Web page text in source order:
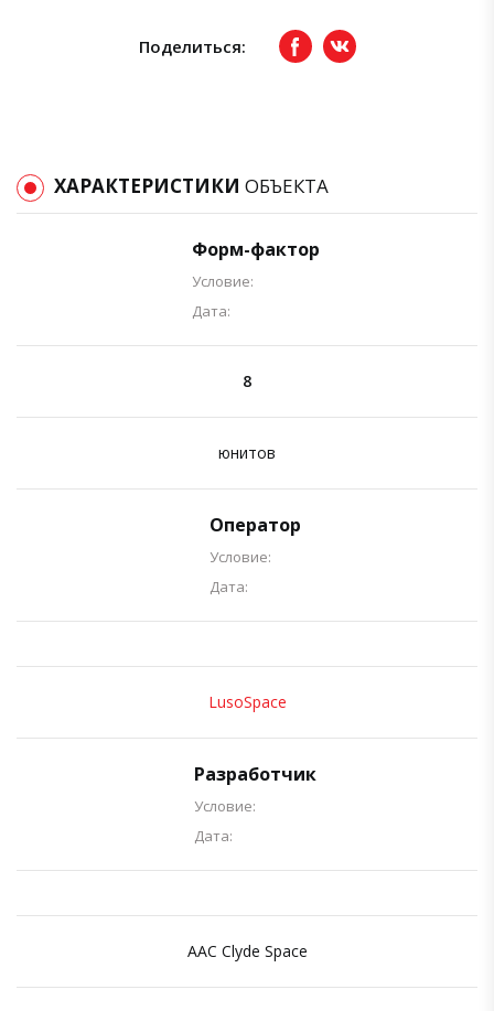
Поделиться: FacebookвКонтакте
ХАРАКТЕРИСТИКИ ОБЪЕКТА
Форм-фактор
Условие:
Дата:
8
юнитов
Оператор
Условие:
Дата:
LusoSpace
Разработчик
Условие:
Дата:
AAC Clyde Space